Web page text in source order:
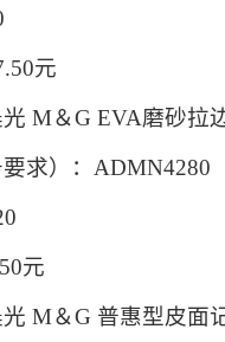
元
M＆G EVA磨砂拉
求）：ADMN4280
元
M＆G 普惠型皮面